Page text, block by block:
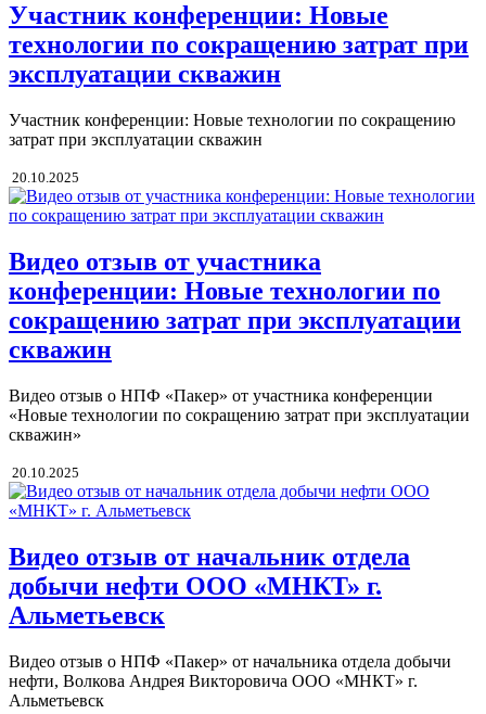
Участник конференции: Новые
технологии по сокращению затрат при
эксплуатации скважин
Участник конференции: Новые технологии по сокращению
затрат при эксплуатации скважин
20.10.2025
Видео отзыв от участника
конференции: Новые технологии по
сокращению затрат при эксплуатации
скважин
Видео отзыв о НПФ «Пакер» от участника конференции
«Новые технологии по сокращению затрат при эксплуатации
скважин»
20.10.2025
Видео отзыв от начальник отдела
добычи нефти ООО «МНКТ» г.
Альметьевск
Видео отзыв о НПФ «Пакер» от начальника отдела добычи
нефти, Волкова Андрея Викторовича ООО «МНКТ» г.
Альметьевск